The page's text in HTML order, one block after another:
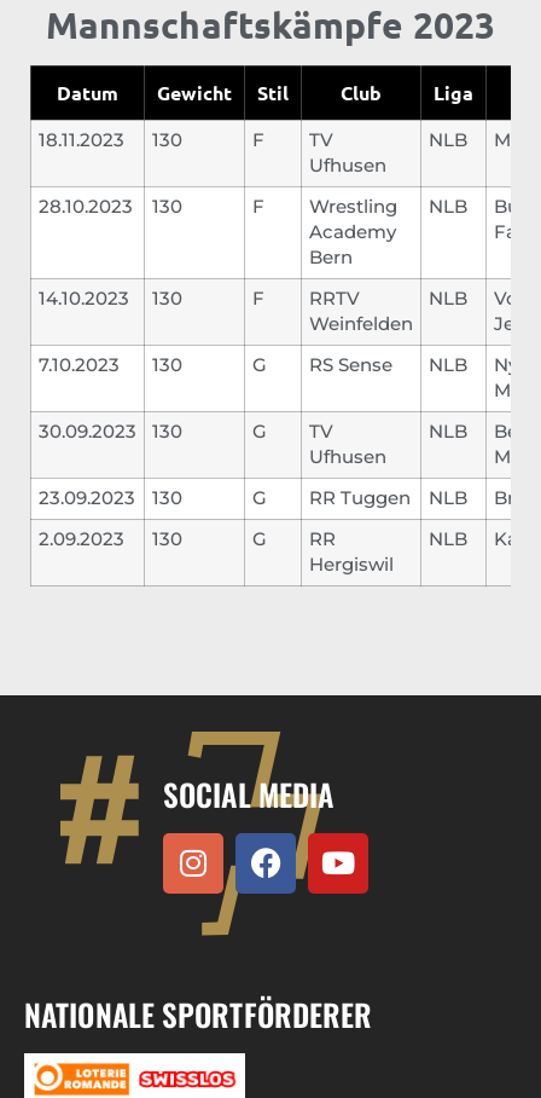
Mannschaftskämpfe 2023
Datum Gewicht Stil Club Liga
18.11.2023 130 F
TV
Ufhusen
NLB
28.10.2023 130 F
Wrestling
Academy
Bern
NLB
14.10.2023 130 F
RRTV
Weinfelden
NLB
7.10.2023
130 G RS Sense NLB
30.09.2023
130 G
TV
Ufhusen
NLB
23.09.2023
130 G RR Tuggen NLB
2.09.2023
130 G
RR
Hergiswil
NLB Karl
SOCIAL MEDIA
NATIONALE SPORTFÖRDERER